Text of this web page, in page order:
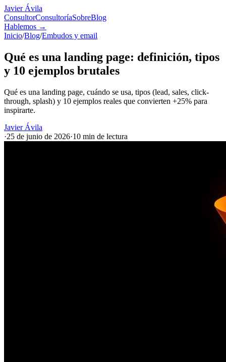
Javier Ávila
ConsultorConsultoríaSobreBlog
Hablemos →
Inicio/Blog/Embudos y email
Qué es una landing page: definición, tipos
y 10 ejemplos brutales
Qué es una landing page, cuándo se usa, tipos (lead, sales, click-
through, splash) y 10 ejemplos reales que convierten +25% para
inspirarte.
Javier Ávila
·25 de junio de 2026·10 min de lectura